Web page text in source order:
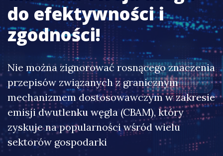
do efektywności i
zgodności!
Nie można zignorować rosnącego znaczenia
przepisów związanych z granicznym
mechanizmem dostosowawczym w zakresie
emisji dwutlenku węgla (CBAM), który
zyskuje na popularności wśród wielu
sektorów gospodarki